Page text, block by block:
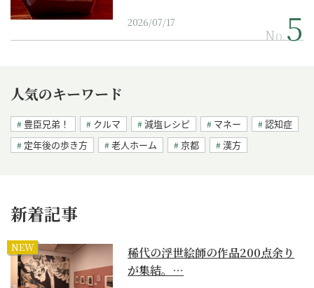
2026/07/17
No.
人気のキーワード
豊臣兄弟！ クルマ 減塩レシピ マネー
認知症
定年後の歩き方
老人ホーム 京都 漢方
新着記事
NEW
稀代の浮世絵師の作品200点余り
が集結。…